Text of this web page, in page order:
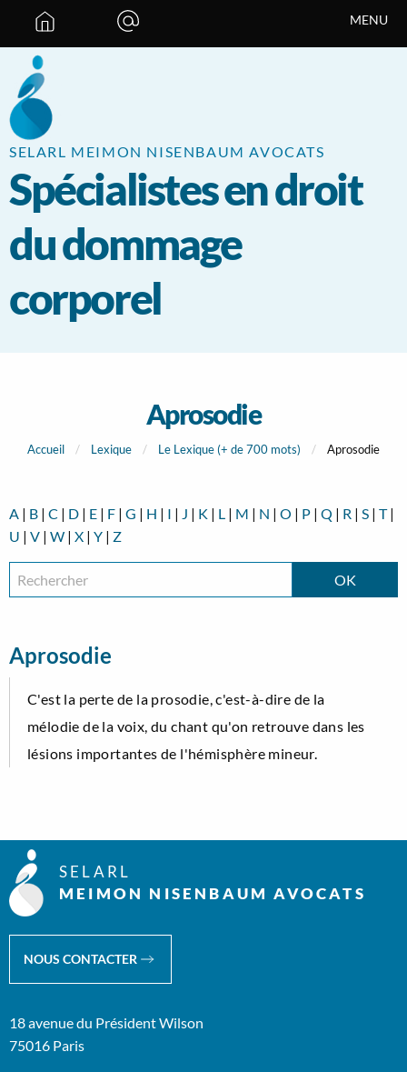
SELARL MEIMON NISENBAUM AVOCATS
Spécialistes en droit
du dommage
corporel
Aprosodie
Accueil Lexique Le Lexique (+ de 700 mots) Aprosodie
A | B | C | D | E | F | G | H | I | J | K | L | M | N | O | P | Q | R | S | T|
U | V | W | X | Y | Z
Aprosodie
C'est la perte de la prosodie, c'est-à-dire de la
mélodie de la voix, du chant qu'on retrouve dans les
lésions importantes de l'hémisphère mineur.
SELARL
MEIMON NISENBAUM AVOCATS
NOUS CONTACTER
18 avenue du Président Wilson
75016 Paris
MENU
Panneau de gestion des cookies